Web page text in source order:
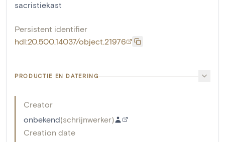
sacristiekast
Persistent identifier
hdl:20.500.14037/object.21976
PRODUCTIE EN DATERING
Creator
onbekend(schrijnwerker)
Creation date